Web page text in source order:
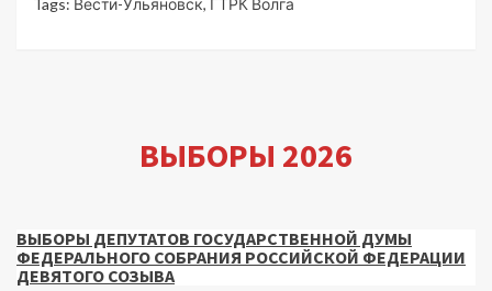
Tags: Вести-Ульяновск, ГТРК Волга
ВЫБОРЫ 2026
ВЫБОРЫ ДЕПУТАТОВ ГОСУДАРСТВЕННОЙ ДУМЫ
ФЕДЕРАЛЬНОГО СОБРАНИЯ РОССИЙСКОЙ ФЕДЕРАЦИИ
ДЕВЯТОГО СОЗЫВА